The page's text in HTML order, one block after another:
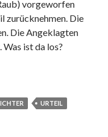
vorgeworfen
zurücknehmen. Die
Die Angeklagten
ist da los?
URTEIL